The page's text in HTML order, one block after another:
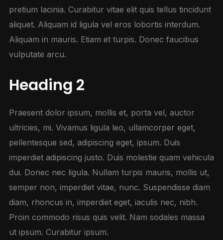
pretium lacinia. Curabitur vitae elit quis tellus tincidunt
aliquet. Aliquam id ligula vel eros lobortis interdum.
Aliquam in mauris. Etiam et turpis. Donec faucibus
vulputate arcu.
Heading 2
Praesent dolor ipsum, mollis et, porta vel, auctor
ultricies, mi. Vivamus ligula leo, ullamcorper eget,
pellentesque sed, adipiscing eget, ipsum. Duis
imperdiet adipiscing justo. Duis molestie quam vehicula
dui. Donec nec ligula. Nullam turpis mauris, mollis ut,
semper non, imperdiet vitae, nunc. Suspendisse diam
diam, rhoncus in, imperdiet eget, iaculis nec, nibh.
Proin commodo risus quis velit. Nam sodales massa
ut ipsum. Curabitur ipsum.